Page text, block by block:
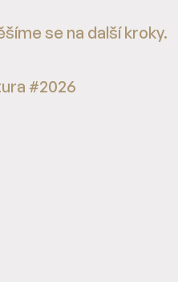
se na další kroky.
#2026